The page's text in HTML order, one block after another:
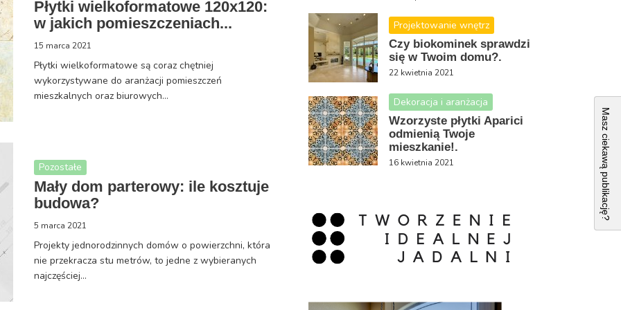
Płytki wielkoformatowe 120x120:
w jakich pomieszczeniach...
15 marca 2021
Płytki wielkoformatowe są coraz chętniej
wykorzystywane do aranżacji pomieszczeń
mieszkalnych oraz biurowych...
Pozostałe
Mały dom parterowy: ile kosztuje
budowa?
5 marca 2021
Projekty jednorodzinnych domów o powierzchni, która
nie przekracza stu metrów, to jedne z wybieranych
najczęściej...
Projektowanie wnętrz
Czy biokominek sprawdzi
się w Twoim domu?.
22 kwietnia 2021
Dekoracja i aranżacja
Wzorzyste płytki Aparici
odmienią Twoje
mieszkanie!.
16 kwietnia 2021 Masz ciekawą publikację?